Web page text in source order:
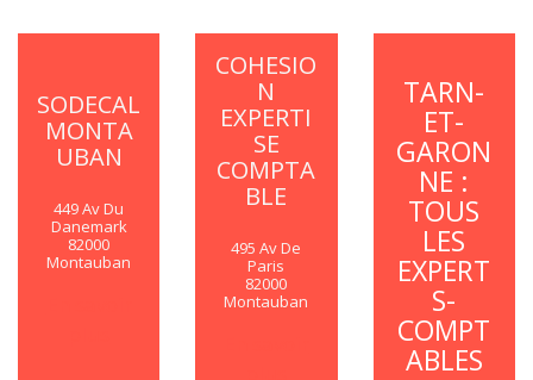
SODECAL
MONTA
UBAN
449 Av Du
Danemark
82000
Montauban
COHESIO
N
EXPERTI
SE
COMPTA
BLE
495 Av De
Paris
82000
Montauban
TARN-
ET-
GARON
NE :
TOUS
LES
EXPERT
S-
COMPT
ABLES